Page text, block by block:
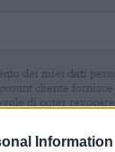
Information
dei miei dati
cliente
di poter
La
del suo
protezione dei dati